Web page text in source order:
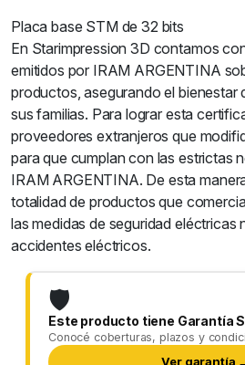
Placa base STM de 32 bits
En Starimpression 3D contamos
emitidos por IRAM ARGENTINA
productos, asegurando el bienestar
sus familias. Para lograr esta
proveedores extranjeros que
para que cumplan con las estrictas
IRAM ARGENTINA. De esta
totalidad de productos que
las medidas de seguridad eléctricas
accidentes eléctricos.
🛡️
Este producto tiene Garantía
Conocé coberturas, plazos y
Ver garantía